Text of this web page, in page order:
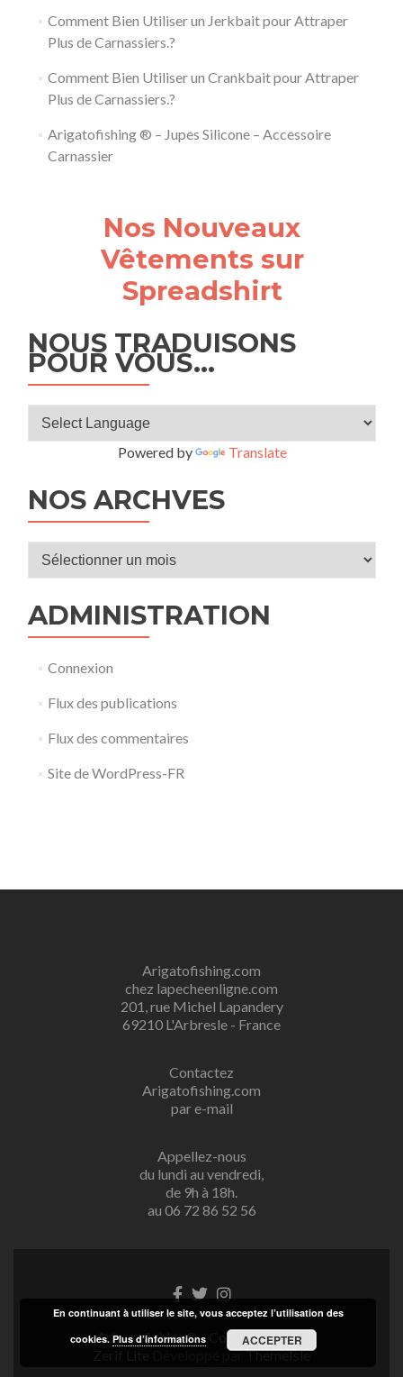
Comment Bien Utiliser un Jerkbait pour Attraper
Plus de Carnassiers.?
Comment Bien Utiliser un Crankbait pour Attraper
Plus de Carnassiers.?
Arigatofishing ® – Jupes Silicone – Accessoire
Carnassier
Nos Nouveaux
Vêtements sur
Spreadshirt
NOUS TRADUISONS
POUR VOUS…
Powered by Translate
NOS ARCHVES
ADMINISTRATION
Connexion
Flux des publications
Flux des commentaires
Site de WordPress-FR
Arigatofishing.com
chez lapecheenligne.com
201, rue Michel Lapandery
69210 L'Arbresle - France
Contactez
Arigatofishing.com
par e-mail
Appellez-nous
du lundi au vendredi,
de 9h à 18h.
au 06 72 86 52 56
Lien
Facebook
Lien
Twitter
Lien
Instagram
Arigatofishing® - Copyright 2025
Développé parThemeIsle
En continuant à utiliser le site, vous acceptez l’utilisation des
cookies.Plus d’informations ACCEPTER